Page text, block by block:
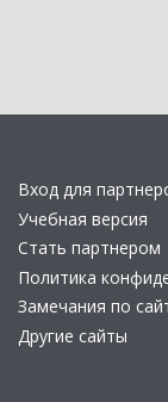
Вход для
Учебная версия
Стать партнером
Политика
Замечания по
Другие сайты